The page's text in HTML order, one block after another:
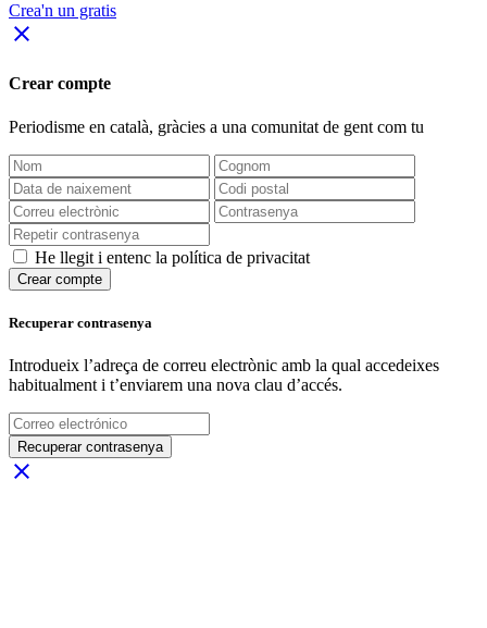
Crea'n un gratis
close
Crear compte
Periodisme en català, gràcies a una comunitat de gent com tu
He llegit i entenc la política de privacitat
Crear compte
Recuperar contrasenya
Introdueix l’adreça de correu electrònic amb la qual accedeixes
habitualment i t’enviarem una nova clau d’accés.
Recuperar contrasenya
close